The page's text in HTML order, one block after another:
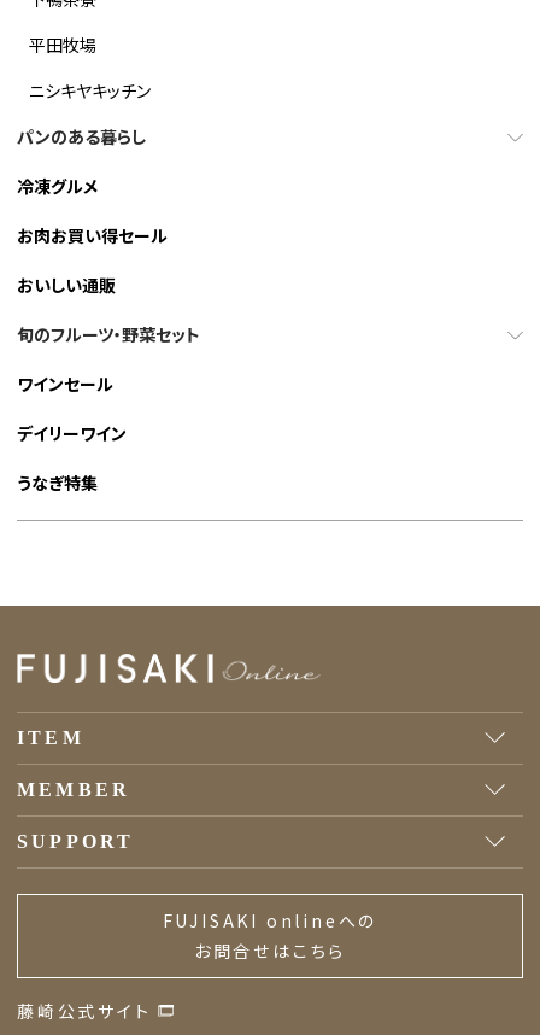
平田牧場
ニシキヤキッチン
パンのある暮らし
冷凍グルメ
お肉お買い得セール
おいしい通販
旬のフルーツ・野菜セット
ワインセール
デイリーワイン
うなぎ特集
ITEM
MEMBER
SUPPORT
FUJISAKI onlineへの
お問合せはこちら
藤崎公式サイト